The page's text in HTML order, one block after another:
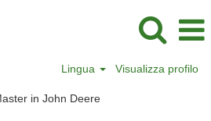
Lingua Visualizza profilo
in John Deere(pagina